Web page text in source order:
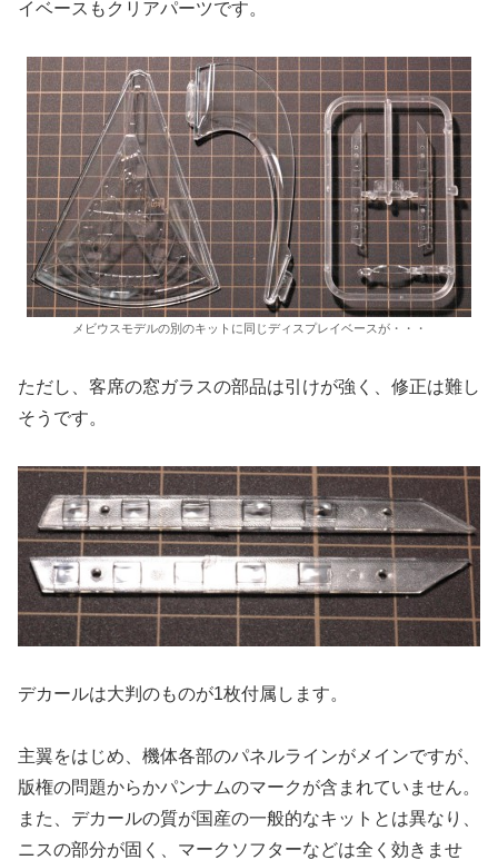
イベースもクリアパーツです。
メビウスモデルの別のキットに同じディスプレイベースが・・・
ただし、客席の窓ガラスの部品は引けが強く、修正は難し
そうです。
デカールは大判のものが1枚付属します。
主翼をはじめ、機体各部のパネルラインがメインですが、
版権の問題からかパンナムのマークが含まれていません。
また、デカールの質が国産の一般的なキットとは異なり、
ニスの部分が固く、マークソフターなどは全く効きませ